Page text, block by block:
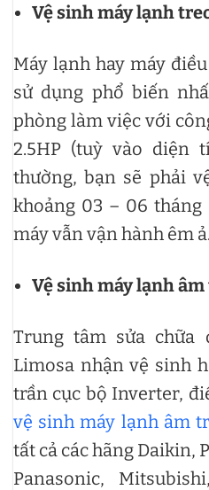
Vệ sinh máy lạnh
Máy lạnh hay máy
sử dụng phổ biến
phòng làm việc với
2.5HP (tuỳ vào diện
thường, bạn sẽ phải
khoảng 03 – 06 tháng
máy vẫn vận hành êm ả.
Vệ sinh máy lạnh
Trung tâm sửa
Limosa nhận vệ sinh
trần cục bộ Inverter,
vệ sinh máy lạnh âm
tất cả các hãng Daikin,
Panasonic,